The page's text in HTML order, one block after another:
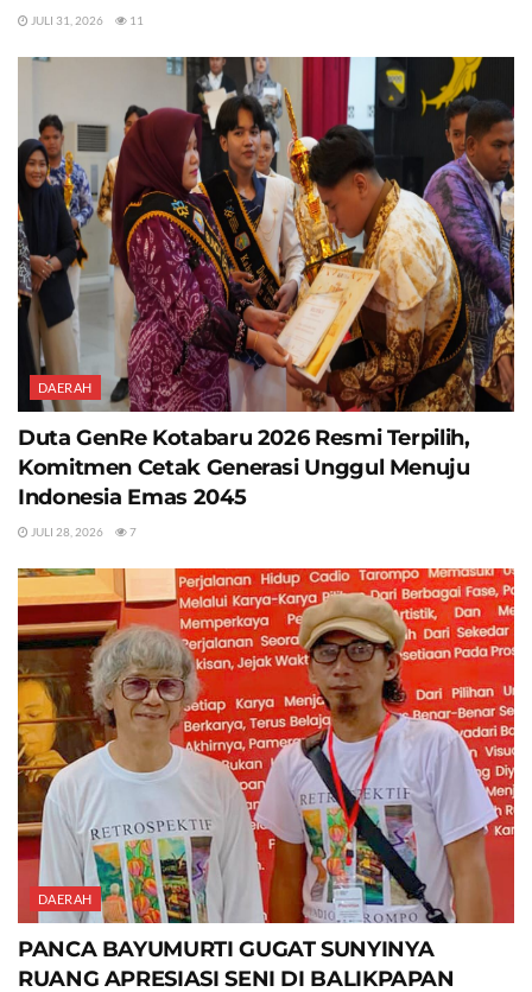
JULI 31, 2026 11
DAERAH
Duta GenRe Kotabaru 2026 Resmi Terpilih,
Komitmen Cetak Generasi Unggul Menuju
Indonesia Emas 2045
JULI 28, 2026 7
DAERAH
PANCA BAYUMURTI GUGAT SUNYINYA
RUANG APRESIASI SENI DI BALIKPAPAN